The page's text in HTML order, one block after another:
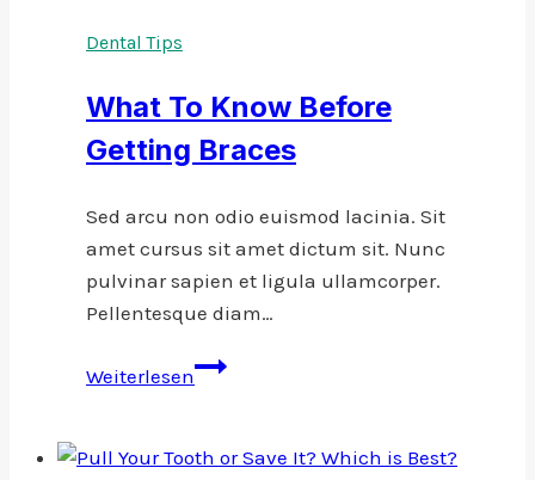
Teeth
Healthy
Dental Tips
What To Know Before
Getting Braces
Sed arcu non odio euismod lacinia. Sit
amet cursus sit amet dictum sit. Nunc
pulvinar sapien et ligula ullamcorper.
Pellentesque diam…
WeiterlesenWhat
Before